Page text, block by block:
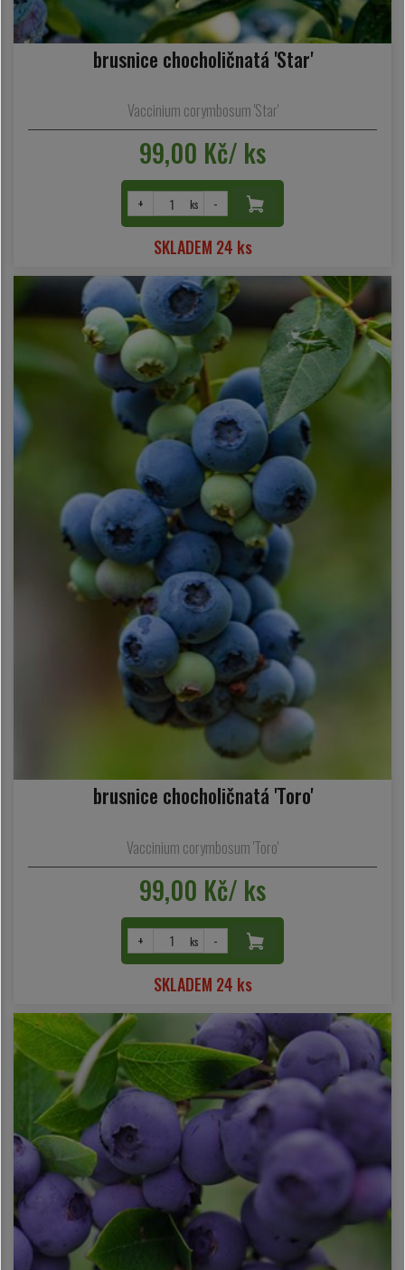
brusnice chocholičnatá 'Star'
Vaccinium corymbosum 'Star'
99,00 Kč/ ks
+ ks -
SKLADEM 24 ks
brusnice chocholičnatá 'Toro'
Vaccinium corymbosum 'Toro'
99,00 Kč/ ks
+ ks -
SKLADEM 24 ks